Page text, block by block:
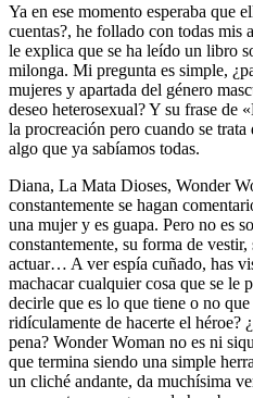
Ya en ese momento esperaba que
cuentas?, he follado con todas mis
le explica que se ha leído un libro
milonga. Mi pregunta es simple,
mujeres y apartada del género
deseo heterosexual? Y su frase de
la procreación pero cuando se trata
algo que ya sabíamos todas.
Diana, La Mata Dioses, Wonder
constantemente se hagan
una mujer y es guapa. Pero no es
constantemente, su forma de
actuar… A ver espía cuñado, has
machacar cualquier cosa que se le
decirle que es lo que tiene o no
ridículamente de hacerte el héroe?
pena? Wonder Woman no es ni
que termina siendo una simple
un cliché andante, da muchísima